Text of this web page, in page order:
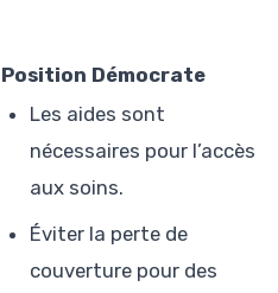
Position Démocrate
Les aides sont
nécessaires pour l’accès
aux soins.
Éviter la perte de
couverture pour des